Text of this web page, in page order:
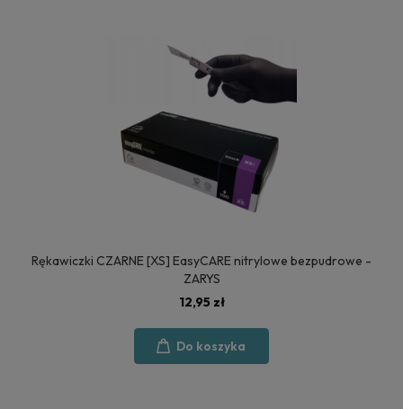
Rękawiczki CZARNE [XS] EasyCARE nitrylowe bezpudrowe -
ZARYS
12,95 zł
Do koszyka